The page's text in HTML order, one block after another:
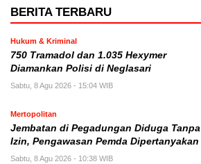
BERITA TERBARU
Hukum & Kriminal
750 Tramadol dan 1.035 Hexymer
Diamankan Polisi di Neglasari
Sabtu, 8 Agu 2026 - 15:04 WIB
Mertopolitan
Jembatan di Pegadungan Diduga Tanpa
Izin, Pengawasan Pemda Dipertanyakan
Sabtu, 8 Agu 2026 - 10:38 WIB